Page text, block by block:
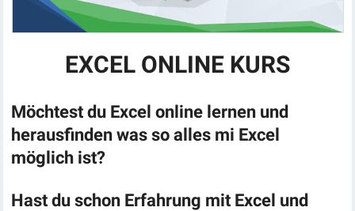
EXCEL ONLINE KURS
Möchtest du Excel online lernen und
herausfinden was so alles mi Excel
möglich ist?
Hast du schon Erfahrung mit Excel und